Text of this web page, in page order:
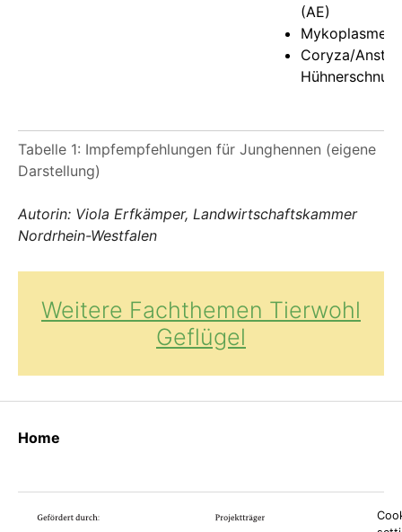
Tabelle 1: Impfempfehlungen für Junghennen (eigene
Darstellung)
(AE)
Mykoplasmen
Coryza/
Autorin: Viola Erfkämper, Landwirtschaftskammer
Nordrhein-Westfalen
Weitere Fachthemen Tierwohl
Geflügel
Home